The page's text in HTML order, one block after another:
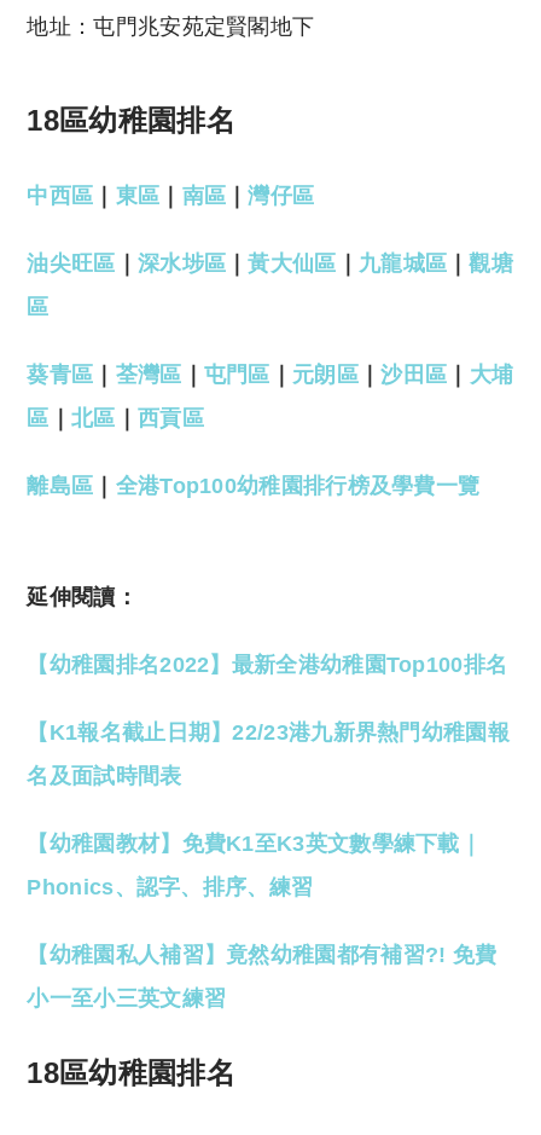
地址：屯門兆安苑定賢閣地下
18區幼稚園排名
中西區 東區 南區 ｜灣仔區
油尖旺區 深水埗區 ｜黃大仙區 九龍城區 ｜觀塘
區
葵青區 荃灣區 屯門區 元朗區｜沙田區
大埔
區 ｜北區 西貢區
離島區 全港Top100幼稚園排行榜及學費一覽
延伸閱讀：
【幼稚園排名2022】最新全港幼稚園Top100排名
【K1報名截止日期】22/23港九新界熱門幼稚園報
名及面試時間表
【幼稚園教材】免費K1至K3英文數學練下載｜
Phonics、認字、排序、練習
【幼稚園私人補習】竟然幼稚園都有補習?! 免費
小一至小三英文練習
18區幼稚園排名